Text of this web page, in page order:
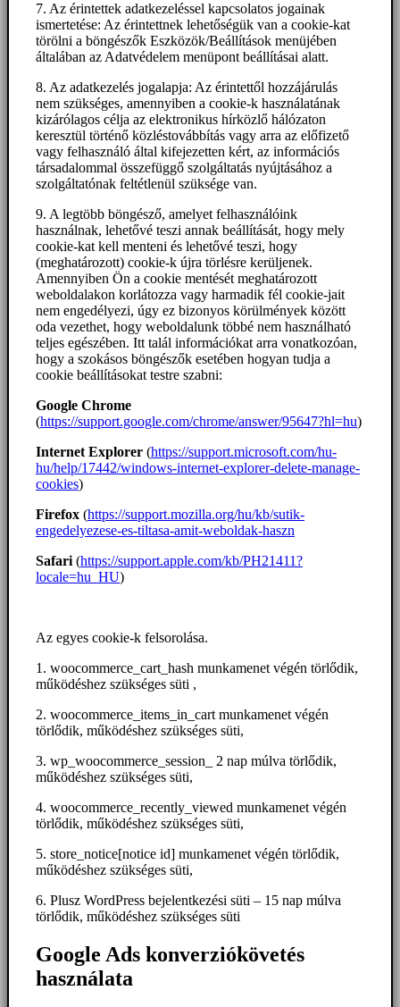
7. Az érintettek adatkezeléssel kapcsolatos jogainak
ismertetése: Az érintettnek lehetőségük van a cookie-kat
törölni a böngészők Eszközök/Beállítások menüjében
általában az Adatvédelem menüpont beállításai alatt.
8. Az adatkezelés jogalapja: Az érintettől hozzájárulás
nem szükséges, amennyiben a cookie-k használatának
kizárólagos célja az elektronikus hírközlő hálózaton
keresztül történő közléstovábbítás vagy arra az előfizető
vagy felhasználó által kifejezetten kért, az információs
társadalommal összefüggő szolgáltatás nyújtásához a
szolgáltatónak feltétlenül szüksége van.
9. A legtöbb böngésző, amelyet felhasználóink
használnak, lehetővé teszi annak beállítását, hogy mely
cookie-kat kell menteni és lehetővé teszi, hogy
(meghatározott) cookie-k újra törlésre kerüljenek.
Amennyiben Ön a cookie mentését meghatározott
weboldalakon korlátozza vagy harmadik fél cookie-jait
nem engedélyezi, úgy ez bizonyos körülmények között
oda vezethet, hogy weboldalunk többé nem használható
teljes egészében. Itt talál információkat arra vonatkozóan,
hogy a szokásos böngészők esetében hogyan tudja a
cookie beállításokat testre szabni:
Google Chrome
(https://support.google.com/chrome/answer/95647?hl=hu)
Internet Explorer (https://support.microsoft.com/hu-
hu/help/17442/windows-internet-explorer-delete-manage-
cookies)
Firefox (https://support.mozilla.org/hu/kb/sutik-
engedelyezese-es-tiltasa-amit-weboldak-haszn
Safari (https://support.apple.com/kb/PH21411?
locale=hu_HU)
Az egyes cookie-k felsorolása.
1. woocommerce_cart_hash munkamenet végén törlődik,
működéshez szükséges süti ,
2. woocommerce_items_in_cart munkamenet végén
törlődik, működéshez szükséges süti,
3. wp_woocommerce_session_ 2 nap múlva törlődik,
működéshez szükséges süti,
4. woocommerce_recently_viewed munkamenet végén
törlődik, működéshez szükséges süti,
5. store_notice[notice id] munkamenet végén törlődik,
működéshez szükséges süti,
6. Plusz WordPress bejelentkezési süti – 15 nap múlva
törlődik, működéshez szükséges süti
Google Ads konverziókövetés
használata